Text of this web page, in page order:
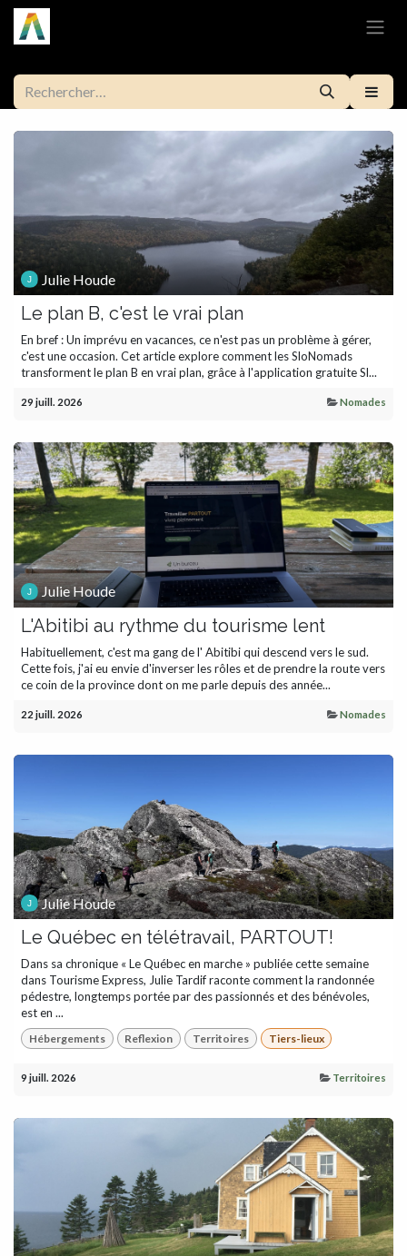
Se rendre au contenu
Julie Houde
Le plan B, c'est le vrai plan
En bref : Un imprévu en vacances, ce n'est pas un problème à gérer,
c'est une occasion. Cet article explore comment les SloNomads
transforment le plan B en vrai plan, grâce à l'application gratuite Sl...
29 juill. 2026 Nomades
Julie Houde
L'Abitibi au rythme du tourisme lent
Habituellement, c'est ma gang de l' Abitibi qui descend vers le sud.
Cette fois, j'ai eu envie d'inverser les rôles et de prendre la route vers
ce coin de la province dont on me parle depuis des année...
22 juill. 2026 Nomades
Julie Houde
Le Québec en télétravail, PARTOUT!
Dans sa chronique « Le Québec en marche » publiée cette semaine
dans Tourisme Express, Julie Tardif raconte comment la randonnée
pédestre, longtemps portée par des passionnés et des bénévoles,
est en ...
Hébergements Reflexion Territoires Tiers-lieux
9 juill. 2026 Territoires